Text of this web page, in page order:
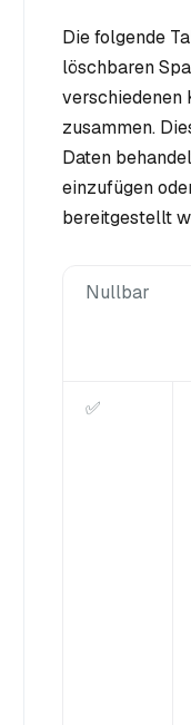
Die folgende
löschbaren
verschiedenen
zusammen.
Daten
einzufügen
bereitgestellt
Nullbar
✅